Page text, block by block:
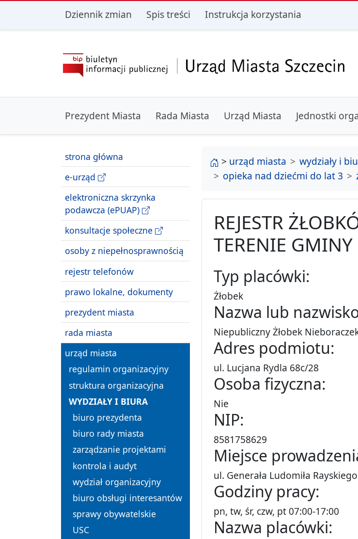
przejdź do głównego menu przejdź do treści
Dziennik zmian Spis treści Instrukcja korzystania
Prezydent Miasta Rada Miasta Urząd Miasta Jednostki
strona główna
e-urząd
elektroniczna skrzynka
podawcza (ePUAP)
konsultacje społeczne
osoby z niepełnosprawnością
rejestr telefonów
prawo lokalne, dokumenty
prezydent miasta
rada miasta
urząd miasta
regulamin organizacyjny
struktura organizacyjna
WYDZIAŁY I BIURA
biuro prezydenta
biuro rady miasta
zarządzanie projektami
kontrola i audyt
wydział organizacyjny
biuro obsługi interesantów
sprawy obywatelskie
USC
strona główna
> urząd miasta wydziały i
opieka nad dziećmi do lat 3
REJESTR
TERENIE
Typ placówki:
Żłobek
Nazwa lub
Niepubliczny Żłobek
Adres podmiotu:
ul. Lucjana Rydla 68c/28
Osoba fizyczna:
Nie
NIP:
8581758629
Miejsce
ul. Generała Ludomiła
Godziny pracy:
pn, tw, śr, czw, pt 07:00-17:00
Nazwa placówki: